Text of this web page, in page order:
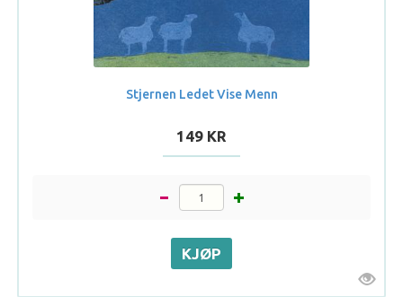
Stjernen Ledet Vise Menn
149 KR